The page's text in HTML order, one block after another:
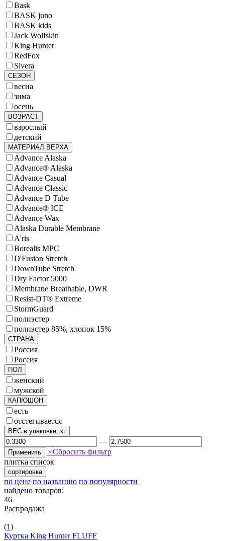
Bask
BASK juno
BASK kids
Jack Wolfskin
King Hunter
RedFox
Sivera
СЕЗОН
весна
зима
осень
ВОЗРАСТ
взрослый
детский
МАТЕРИАЛ ВЕРХА
Advance Alaska
Advance® Alaska
Advance Casual
Advance Classic
Advance D Tube
Advance® ICE
Advance Wax
Alaska Durable Membrane
A'ris
Borealis MPC
D'Fusion Stretch
DownTube Stretch
Dry Factor 5000
Membrane Breathable, DWR
Resist-DT® Extreme
StormGuard
полиэстер
полиэстер 85%, хлопок 15%
СТРАНА
Россия
Россия
ПОЛ
женский
мужской
КАПЮШОН
есть
отстегивается
ВЕС в упаковке, кг
—
Применить ×Сбросить фильтр
плитка список
сортировка
по цене по названию по популярности
найдено товаров:
46
Распродажа
(1)
Куртка King Hunter FLUFF